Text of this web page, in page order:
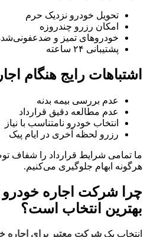
تحویل خودرو نزدیک حرم
امکان رزرو چندروزه
خودروهای تمیز و
پشتیبانی ۲۴ ساعته
اشتباهات رایج هنگام
عدم بررسی بیمه بدنه
عدم مطالعه دقیق قرارداد
انتخاب خودرو نامتناسب با نیاز
رزرو لحظه آخری در ایام پیک
ما تمامی شرایط قرارداد را شفاف
هرگونه ابهام جلوگیری می‌کنیم.
چرا شرکت اجاره خودرو
بهترین انتخاب است؟
انتخاب یک شرکت معتبر برای اجاره